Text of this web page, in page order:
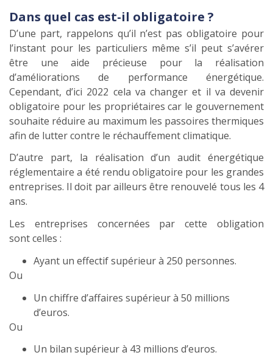
Dans quel cas est-il obligatoire ?
D’une part, rappelons qu’il n’est pas obligatoire pour
l’instant pour les particuliers même s’il peut s’avérer
être une aide précieuse pour la réalisation
d’améliorations de performance énergétique.
Cependant, d’ici 2022 cela va changer et il va devenir
obligatoire pour les propriétaires car le gouvernement
souhaite réduire au maximum les passoires thermiques
afin de lutter contre le réchauffement climatique.
D’autre part, la réalisation d’un audit énergétique
réglementaire a été rendu obligatoire pour les grandes
entreprises. Il doit par ailleurs être renouvelé tous les 4
ans.
Les entreprises concernées par cette obligation
sont celles :
Ayant un effectif supérieur à 250 personnes.
Ou
Un chiffre d’affaires supérieur à 50 millions
d’euros.
Ou
Un bilan supérieur à 43 millions d’euros.